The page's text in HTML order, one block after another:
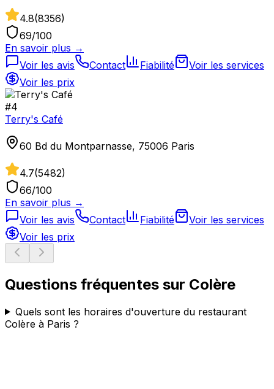
4.8(8356)
69/100
En savoir plus →
Voir les avis
Contact Fiabilité
Voir les services
Voir les prix
#4
Terry's Café
60 Bd du Montparnasse, 75006 Paris
4.7(5482)
66/100
En savoir plus →
Voir les avis
Contact Fiabilité
Voir les services
Voir les prix
Questions fréquentes sur Colère
Quels sont les horaires d'ouverture du restaurant
Colère à Paris ?